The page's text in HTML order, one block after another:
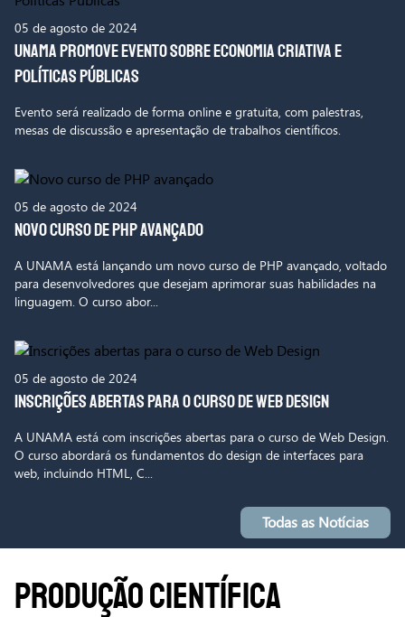
05 de agosto de 2024
UNAMA promove evento sobre Economia Criativa e
Políticas Públicas
Evento será realizado de forma online e gratuita, com palestras,
mesas de discussão e apresentação de trabalhos científicos.
05 de agosto de 2024
Novo curso de PHP avançado
A UNAMA está lançando um novo curso de PHP avançado, voltado
para desenvolvedores que desejam aprimorar suas habilidades na
linguagem. O curso abor...
05 de agosto de 2024
Inscrições abertas para o curso de Web Design
A UNAMA está com inscrições abertas para o curso de Web Design.
O curso abordará os fundamentos do design de interfaces para
web, incluindo HTML, C...
Todas as Notícias
PRODUÇÃO CIENTÍFICA